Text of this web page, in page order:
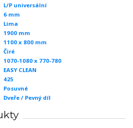
L/P universální
6 mm
Lima
1900 mm
1100 x 800 mm
Čiré
1070-1080 x 770-780
EASY CLEAN
425
Posuvné
Dveře / Pevný díl